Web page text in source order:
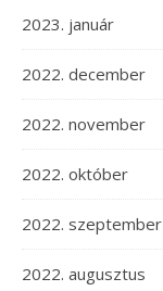
2023. január
2022. december
2022. november
2022. október
2022. szeptember
2022. augusztus